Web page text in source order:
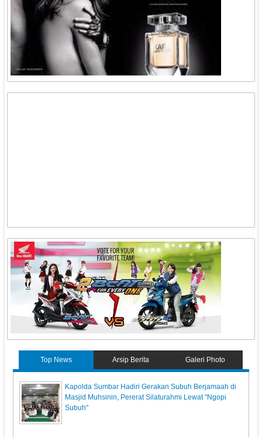
Top News Arsip Berita Galeri Photo
Kapolda Sumbar Hadiri Gerakan Subuh Berjamaah di
Masjid Muhsinin, Pererat Silaturahmi Lewat "Ngopi
Subuh"